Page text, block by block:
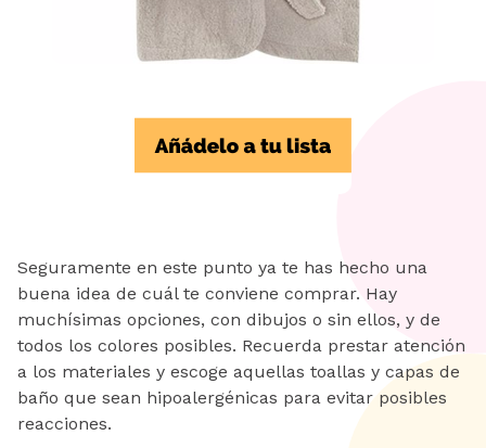
Seguramente en este punto ya te has hecho una
buena idea de cuál te conviene comprar. Hay
muchísimas opciones, con dibujos o sin ellos, y de
todos los colores posibles. Recuerda prestar atención
a los materiales y escoge aquellas toallas y capas de
baño que sean hipoalergénicas para evitar posibles
reacciones.